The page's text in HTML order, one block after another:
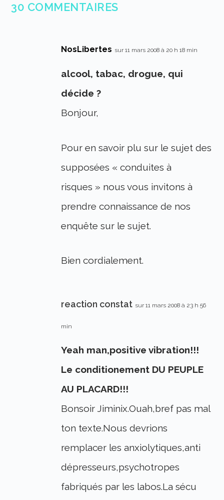
30 COMMENTAIRES
NosLibertes sur 11 mars 2008 à 20 h 18 min
alcool, tabac, drogue, qui
décide ?
Bonjour,
Pour en savoir plu sur le sujet des
supposées « conduites à
risques » nous vous invitons à
prendre connaissance de nos
enquête sur le sujet.
Bien cordialement.
reaction constat sur 11 mars 2008 à 23 h 56
min
Yeah man,positive vibration!!!
Le conditionement DU PEUPLE
AU PLACARD!!!
Bonsoir Jiminix.Ouah,bref pas mal
ton texte.Nous devrions
remplacer les anxiolytiques,anti
dépresseurs,psychotropes
fabriqués par les labos.La sécu